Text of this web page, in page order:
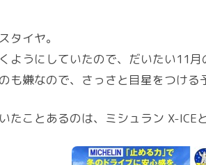
タイヤ。
ようにしていたので、だいたい11月
も嫌なので、さっさと目星をつける
たことあるのは、ミシュラン X-ICE